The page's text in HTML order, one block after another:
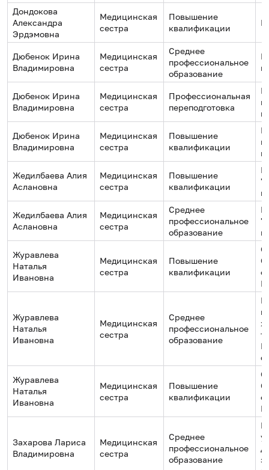
Дондокова
Александра
Эрдэмовна
Медицинская
сестра
Повышение
квалификации
Дюбенок Ирина
Владимировна
Медицинская
сестра
Среднее
профессиональное
образование
Дюбенок Ирина
Владимировна
Медицинская
сестра
Профессиональная
переподготовка
Дюбенок Ирина
Владимировна
Медицинская
сестра
Повышение
квалификации
Жедилбаева Алия
Аслановна
Медицинская
сестра
Повышение
квалификации
Жедилбаева Алия
Аслановна
Медицинская
сестра
Среднее
профессиональное
образование
Журавлева
Наталья
Ивановна
Медицинская
сестра
Повышение
квалификации
Журавлева
Наталья
Ивановна
Медицинская
сестра
Среднее
профессиональное
образование
Журавлева
Наталья
Ивановна
Медицинская
сестра
Повышение
квалификации
Захарова Лариса
Владимировна
Медицинская
сестра
Среднее
профессиональное
образование